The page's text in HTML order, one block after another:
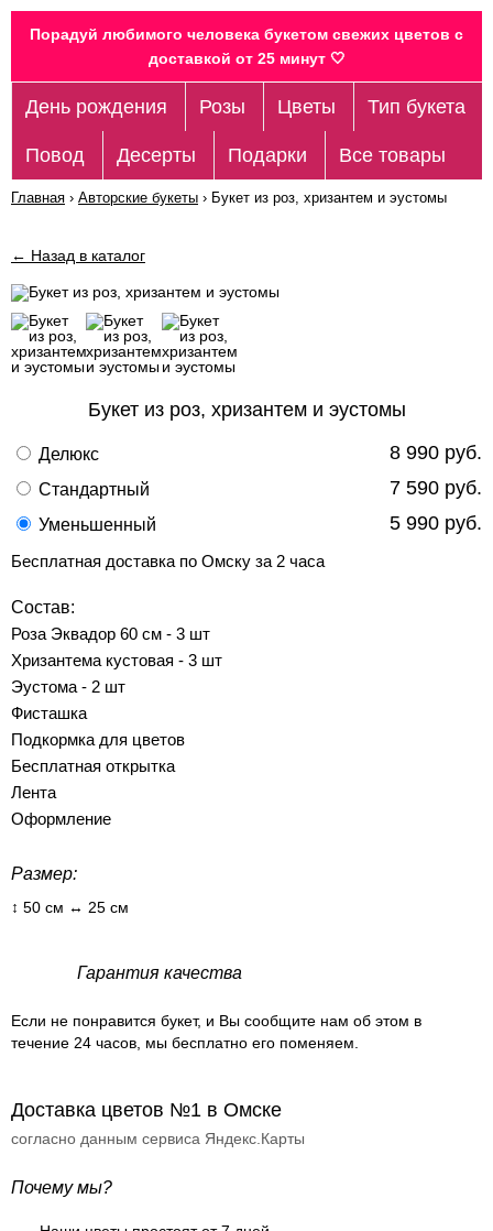
Порадуй любимого человека букетом свежих цветов c
доставкой от 25 минут 🤍
День рождения Розы Цветы Тип букета
Повод Десерты Подарки Все товары
Главная › Авторские букеты › Букет из роз, хризантем и эустомы
← Назад в каталог
Букет из роз, хризантем и эустомы
Делюкс 8 990 руб.
Стандартный 7 590 руб.
Уменьшенный 5 990 руб.
Бесплатная доставка по Омску за 2 часа
Состав:
Роза Эквадор 60 см - 3 шт
Хризантема кустовая - 3 шт
Эустома - 2 шт
Фисташка
Подкормка для цветов
Бесплатная открытка
Лента
Оформление
Размер:
↕ 50 см ↔ 25 см
Гарантия качества
Если не понравится букет, и Вы сообщите нам об этом в
течение 24 часов, мы бесплатно его поменяем.
Доставка цветов №1 в Омске
согласно данным сервиса Яндекс.Карты
Почему мы?